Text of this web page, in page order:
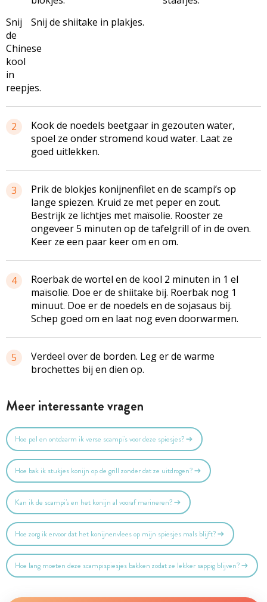
Snij
de
Chinese
kool
in
reepjes.
Snij de shiitake in plakjes.
2
Kook de noedels beetgaar in gezouten water,
spoel ze onder stromend koud water. Laat ze
goed uitlekken.
3
Prik de blokjes konijnenfilet en de scampi’s op
lange spiezen. Kruid ze met peper en zout.
Bestrijk ze lichtjes met maïsolie. Rooster ze
ongeveer 5 minuten op de tafelgrill of in de oven.
Keer ze een paar keer om en om.
4
Roerbak de wortel en de kool 2 minuten in 1 el
maïsolie. Doe er de shiitake bij. Roerbak nog 1
minuut. Doe er de noedels en de sojasaus bij.
Schep goed om en laat nog even doorwarmen.
5
Verdeel over de borden. Leg er de warme
brochettes bij en dien op.
Meer interessante vragen
Hoe pel en ontdaarm ik verse scampi's voor deze spiesjes?
Hoe bak ik stukjes konijn op de grill zonder dat ze uitdrogen?
Kan ik de scampi's en het konijn al vooraf marineren?
Hoe zorg ik ervoor dat het konijnenvlees op mijn spiesjes mals blijft?
Hoe lang moeten deze scampispiesjes bakken zodat ze lekker sappig blijven?